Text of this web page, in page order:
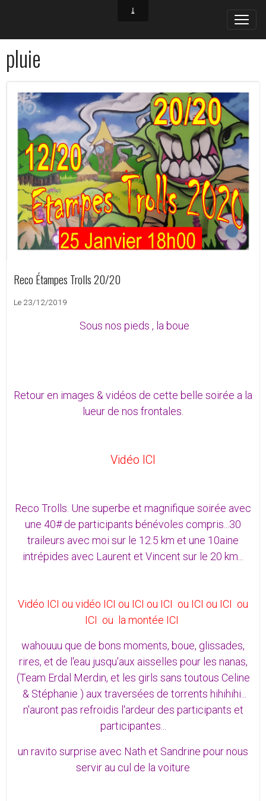
pluie
Reco Étampes Trolls 20/20
Le 23/12/2019
Sous nos pieds , la boue
Retour en images & vidéos de cette belle soirée a la
lueur de nos frontales.
Vidéo ICI
Reco Trolls. Une superbe et magnifique soirée avec
une 40# de participants bénévoles compris...30
traileurs avec moi sur le 12.5 km et une 10aine
intrépides avec Laurent et Vincent sur le 20 km...
Vidéo ICI ou vidéo ICI ou ICI ou ICI ou ICI ou ICI ou
ICI ou la montée ICI
wahouuu que de bons moments, boue, glissades,
rires, et de l'eau jusqu'aux aisselles pour les nanas,
(Team Erdal Merdin, et les girls sans toutous Celine
& Stéphanie ) aux traversées de torrents hihihihi...
n'auront pas refroidis l'ardeur des participants et
participantes...
un ravito surprise avec Nath et Sandrine pour nous
servir au cul de la voiture